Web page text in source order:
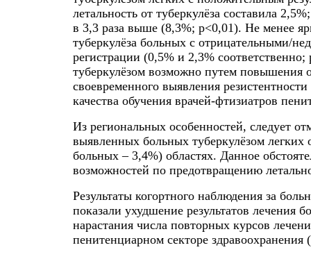
летальность от туберкулёза составила
в 3,3 раза выше (8,3%; p<0,01). Не менее
туберкулёза больных с отрицательными/
регистрации (0,5% и 2,3%
туберкулёзом возможно путем повышения
своевременного выявления
качества обучения врачей-фтизиатров
Из региональных особенностей, следует
выявленных больных туберкулёзом
больных – 3,4%) областях. Данное
возможностей по предотвращению
Результаты когортного наблюдения за
показали ухудшение результатов лечения
нарастания числа повторных курсов
пенитенциарном секторе здравоохранения